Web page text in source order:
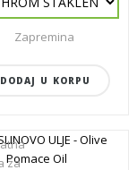
DODAJ U KORPU